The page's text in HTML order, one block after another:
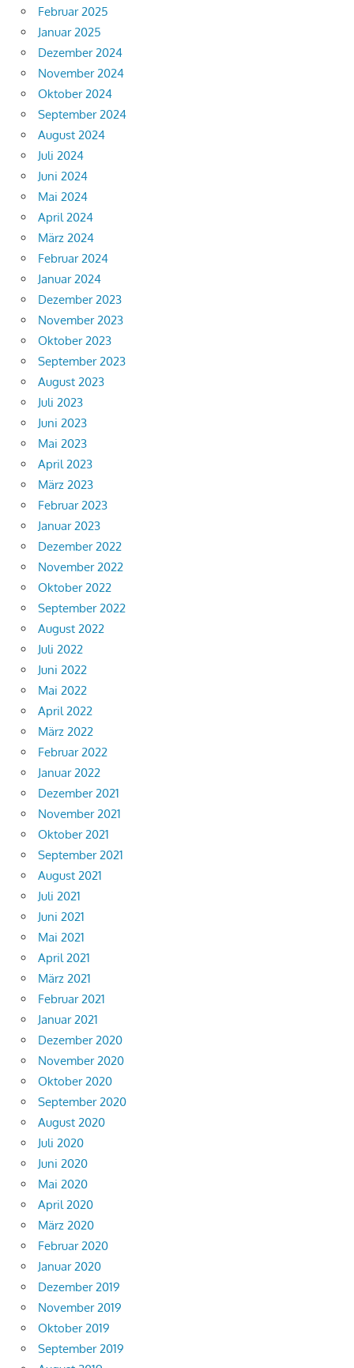
Februar 2025
Januar 2025
Dezember 2024
November 2024
Oktober 2024
September 2024
August 2024
Juli 2024
Juni 2024
Mai 2024
April 2024
März 2024
Februar 2024
Januar 2024
Dezember 2023
November 2023
Oktober 2023
September 2023
August 2023
Juli 2023
Juni 2023
Mai 2023
April 2023
März 2023
Februar 2023
Januar 2023
Dezember 2022
November 2022
Oktober 2022
September 2022
August 2022
Juli 2022
Juni 2022
Mai 2022
April 2022
März 2022
Februar 2022
Januar 2022
Dezember 2021
November 2021
Oktober 2021
September 2021
August 2021
Juli 2021
Juni 2021
Mai 2021
April 2021
März 2021
Februar 2021
Januar 2021
Dezember 2020
November 2020
Oktober 2020
September 2020
August 2020
Juli 2020
Juni 2020
Mai 2020
April 2020
März 2020
Februar 2020
Januar 2020
Dezember 2019
November 2019
Oktober 2019
September 2019